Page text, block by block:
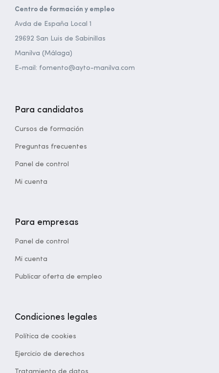
Centro de formación y empleo
Avda de España Local 1
29692 San Luis de Sabinillas
Manilva (Málaga)
E-mail: fomento@ayto-manilva.com
Para candidatos
Cursos de formación
Preguntas frecuentes
Panel de control
Mi cuenta
Para empresas
Panel de control
Mi cuenta
Publicar oferta de empleo
Condiciones legales
Política de cookies
Ejercicio de derechos
Tratamiento de datos